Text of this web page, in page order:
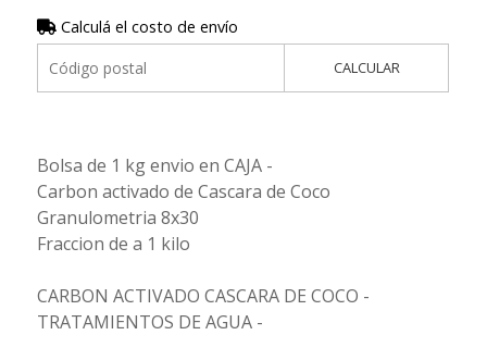
Calculá el costo de envío
CALCULAR
Bolsa de 1 kg envio en CAJA -
Carbon activado de Cascara de Coco
Granulometria 8x30
Fraccion de a 1 kilo
CARBON ACTIVADO CASCARA DE COCO -
TRATAMIENTOS DE AGUA -